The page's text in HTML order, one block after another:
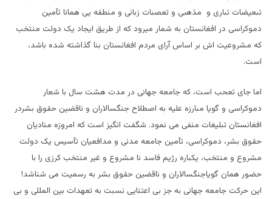
تبعیضات تباری و مذهبی و تعصبات زبانی و منطقه یی همانا تآمین
دموکراسی در افغانستان به شمار میرود که از طریق ایجاد یک دولت منتخب
که مشروعیت اش بر اساس آرای مردم افغانستان بنا گذاشته شده باشد،
است.
اما جای تعحب است، که جامعه جهانی در مدت هشت سال با شعار
دموکراسی و گویا مبارزه علیه به اصطلاح جنگسالاران و ناقضین حقوق بشردر
افغانستان تبلیغات منفی می نمود. شگفت انگیز است که امروزه منادیان
حقوق بشر، دموکراسی، تآمین جامعه مدنی و مدافعیان تآسیس یک دولت
مشروع و منتخب، یکباره رژیم فاسد نا مشروع و غیر منتخب کرزی را با
حضور همان گویاجنگسالاران و ناقضین حقوق بشر به رسمیت می شناشد!
این حرکت جامعه جهانی به جز بی اعتنایی نسبت به تعهدات بین المللی و بی